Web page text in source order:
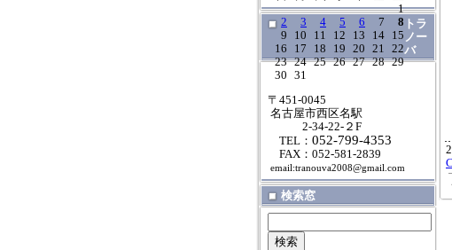
2
9
16
23
30
3
10
17
24
31
4
11
18
25
5
12
19
26
6
13
20
27
7
14
21
28
1
8
15
22
29
トラ
ノー
バ
〒451-0045
名古屋市西区名駅
2-34-22-２F
TEL： 052-799-4353
FAX：052-581-2839
email:tranouva2008@gmail.com
検索窓